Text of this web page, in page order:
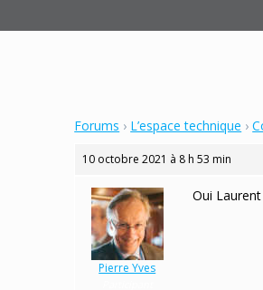
Forums › L’espace technique ›
10 octobre 2021 à 8 h 53 min
Pierre Yves
Oui